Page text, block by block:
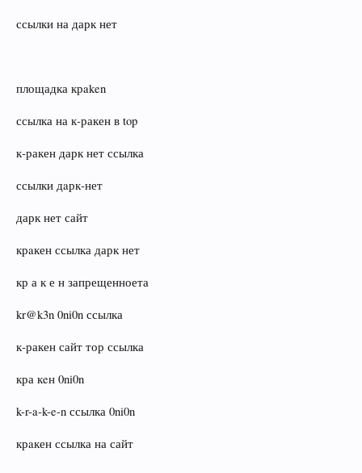
ссылки на дарк нет
площадка крaken
ссылка на к‑ракен в top
к‑ракен дарк нет ссылка
ссылки дaрк‑нет
дарк нет сайт
крaкен ссылка дарк нет
кр а к е н запрещенноета
kr@k3n 0ni0n ссылка
к‑ракен сайт тор ссылка
кра кeн 0ni0n
k-r-a-k-e-n ссылка 0ni0n
крaкен ссылка на сайт